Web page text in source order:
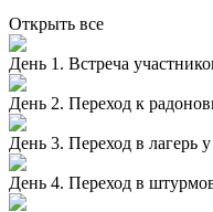
Открыть все
День 1. Встреча
День 2. Переход к
День 3. Переход в лагерь у
День 4. Переход в